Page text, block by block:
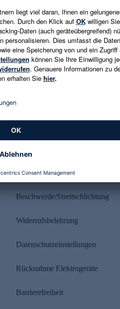
E-Mail-Adresse eingeben
Es gelten die Datenschutzrichtlinien
Rechtliches
Beschwerde/Streitschlichtung
Widerrufsbelehrung
Datenschutzeinstellungen
Rücknahme Elektrogeräte
Barrierefreiheit